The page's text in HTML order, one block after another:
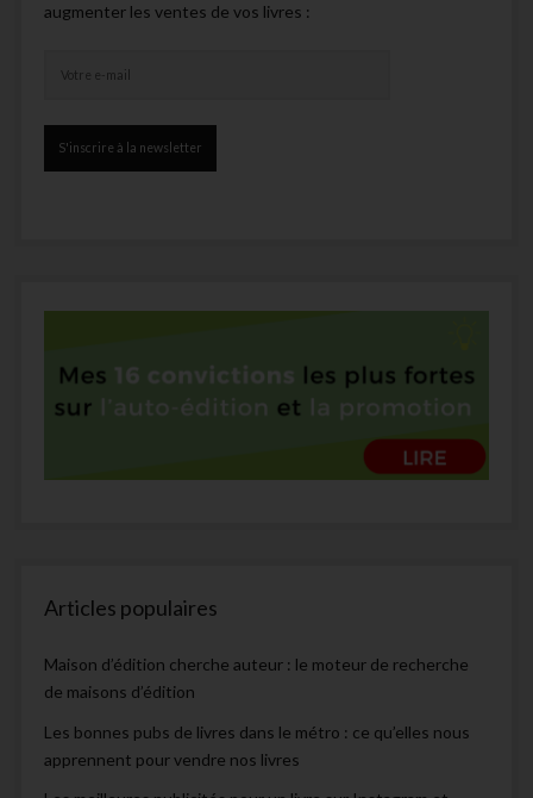
augmenter les ventes de vos livres :
Articles populaires
Maison d’édition cherche auteur : le moteur de recherche
de maisons d’édition
Les bonnes pubs de livres dans le métro : ce qu’elles nous
apprennent pour vendre nos livres